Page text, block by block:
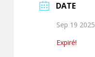
DATE
Sep 19 2025
Expiré!